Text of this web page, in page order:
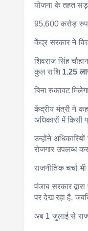
योजना के तहत
95,600 करोड़
केंद्र सरकार ने
शिवराज सिंह
कुल राशि 1.25
बिना रुकावट
केंद्रीय मंत्री ने
अधिकारों में किसी
उन्होंने
रोजगार उपलब्ध
राजनीतिक चर्चा
पंजाब सरकार
पर देख रहा है,
अब 1 जुलाई से